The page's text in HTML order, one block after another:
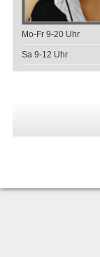
Mo-Fr 9-20 Uhr
Sa 9-12 Uhr